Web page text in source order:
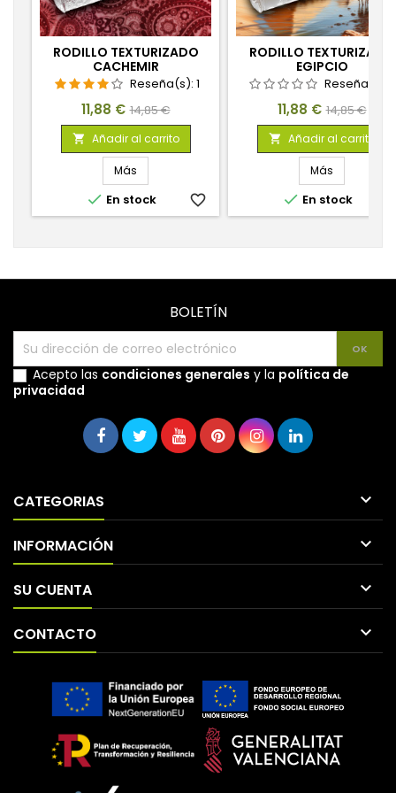
RODILLO TEXTURIZADO
CACHEMIR
Reseña(s): 1
Precio
11,88 € Precio
base
14,85 €
 Añadir al carrito
Más
 En stock favorite_border
RODILLO TEXTURIZADO
EGIPCIO
Reseña(s):
Precio
11,88 € Precio
base
14,85 €
 Añadir al carrito
Más
 En stock
BOLETÍN
Acepto las condiciones generales y la política de
privacidad
CATEGORIAS 
INFORMACIÓN 
SU CUENTA 
CONTACTO 